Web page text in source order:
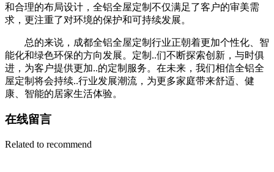
和合理的布局设计，全铝全屋定制不仅满足了客户的审美需
求，更注重了对环境的保护和可持续发展。
总的来说，成都全铝全屋定制行业正朝着更加个性化、智
能化和绿色环保的方向发展。定制..们不断探索创新，与时俱
进，为客户提供更加..的定制服务。在未来，我们相信全铝全
屋定制将会持续..行业发展潮流，为更多家庭带来舒适、健
康、智能的居家生活体验。
在线留言
Related to recommend